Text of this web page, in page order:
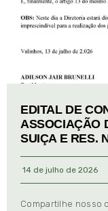
EDITAL DE
ASSOCIAÇÃO
SUIÇA E RES.
14 de julho de 2026
Compartilhe nosso